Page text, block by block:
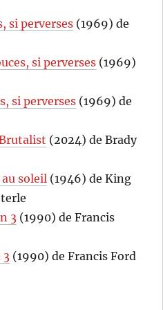
si perverses (1969) de
si perverses (1969)
si perverses (1969) de
(2024) de Brady
soleil (1946) de King
3 (1990) de Francis
3 (1990) de Francis Ford